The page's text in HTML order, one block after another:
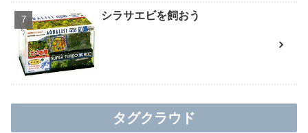
シラサエビを飼おう
タグクラウド